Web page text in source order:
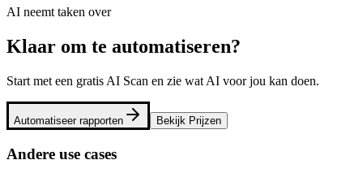
AI neemt taken over
Klaar om te automatiseren?
Start met een gratis AI Scan en zie wat AI voor jou kan doen.
Automatiseer rapporten Bekijk Prijzen
Andere use cases